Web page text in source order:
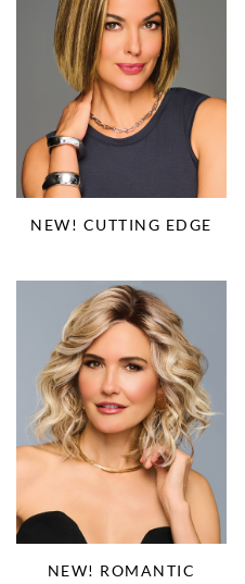
NEW! CUTTING EDGE
NEW! ROMANTIC